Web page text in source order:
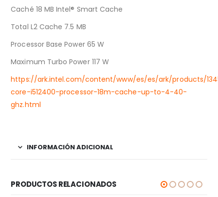
Caché 18 MB Intel® Smart Cache
Total L2 Cache 7.5 MB
Processor Base Power 65 W
Maximum Turbo Power 117 W
https://ark.intel.com/content/www/es/es/ark/products/
core-i512400-processor-18m-cache-up-to-4-40-
ghz.html
INFORMACIÓN ADICIONAL
PRODUCTOS RELACIONADOS